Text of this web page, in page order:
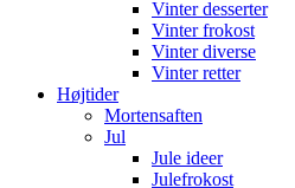
Vinter desserter
Vinter frokost
Vinter diverse
Vinter retter
Højtider
Mortensaften
Jul
Jule ideer
Julefrokost